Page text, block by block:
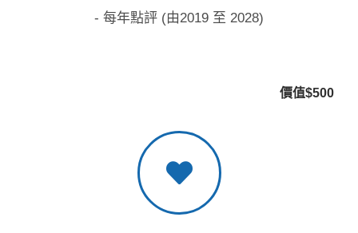
- 每年點評 (由2019 至 2028)
價值$500